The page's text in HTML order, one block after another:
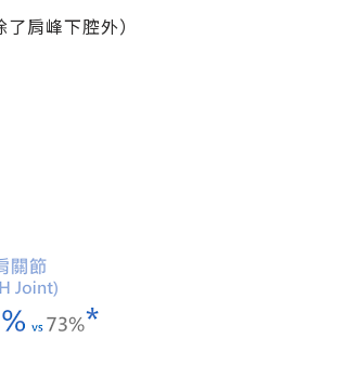
肩峰下腔外）